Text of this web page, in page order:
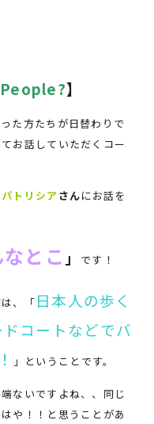
】
た方たちが日替わりで
お話していただくコー
パトリシアさんにお話を
とこ 」 です！
、「 日本人の歩く
ドコートなどでバ
」ということです。
ないですよね、、同じ
や！！と思うことがあ